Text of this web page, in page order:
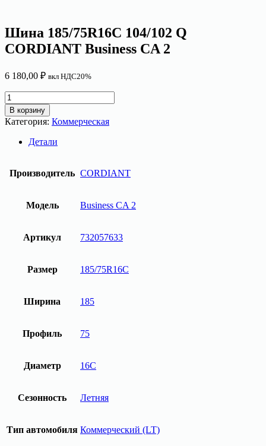
Шина 185/75R16C 104/102 Q
CORDIANT Business CA 2
6 180,00 ₽ вкл НДС20%
Количество
товара
Шина
185/75R16C
104/102
Business
CA
В корзину
Категория: Коммерческая
Детали
Производитель CORDIANT
Модель Business CA 2
Артикул 732057633
Размер 185/75R16C
Ширина 185
Профиль 75
Диаметр 16C
Сезонность Летняя
Тип автомобиля Коммерческий (LT)